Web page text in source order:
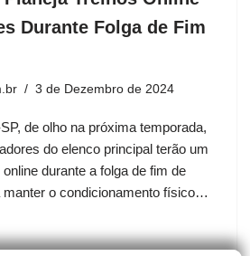
Durante Folga de Fim
3 de Dezembro de 2024
de olho na próxima temporada,
do elenco principal terão um
durante a folga de fim de
manter o condicionamento físico…